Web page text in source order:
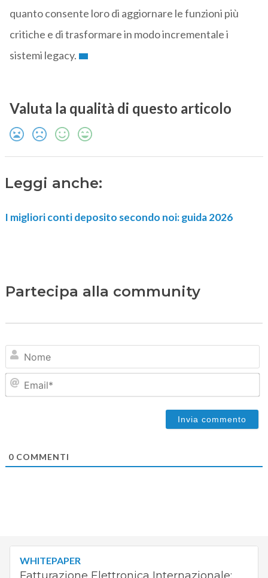
quanto consente loro di aggiornare le funzioni più
critiche e di trasformare in modo incrementale i
sistemi legacy.
Valuta la qualità di questo articolo
Leggi anche:
I migliori conti deposito secondo noi: guida 2026
Partecipa alla community
0COMMENTI
WHITEPAPER